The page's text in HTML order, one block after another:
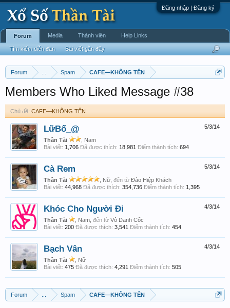
Đăng nhập | Đăng ký
Forum Spam CAFE—KHÔNG TÊN
Members Who Liked Message #38
Chủ đề: CAFE—KHÔNG TÊN
5/3/14
LữBố_@
Thần Tài
, Nam
Bài viết: 1,706 Đã được thích: 18,981 Điểm thành tích: 694
5/3/14
Cà Rem
Thần Tài , Nữ, đến từ Đảo Hiệp Khách
Bài viết: 44,968 Đã được thích: 354,736 Điểm thành tích: 1,395
4/3/14
Khóc Cho Người Đi
Thần Tài , Nam, đến từ Vô Danh Cốc
Bài viết: 200 Đã được thích: 3,541 Điểm thành tích: 454
4/3/14
Bạch Vân
Thần Tài
, Nữ
Bài viết: 475 Đã được thích: 4,291 Điểm thành tích: 505
Forum Spam CAFE—KHÔNG TÊN
Forum
Tìm kiếm diễn đàn Bài viết gần đây
Media Thành viên Help Links